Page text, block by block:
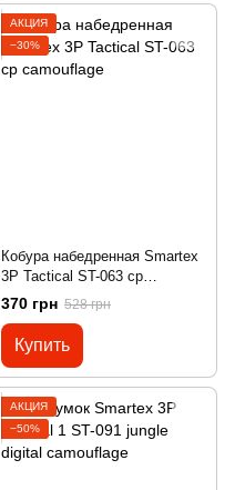
АКЦИЯ
−30%
Кобура набедренная Smartex
3P Tactical ST-063 cp
camouflage
370 грн 528 грн
Купить
АКЦИЯ
−50%